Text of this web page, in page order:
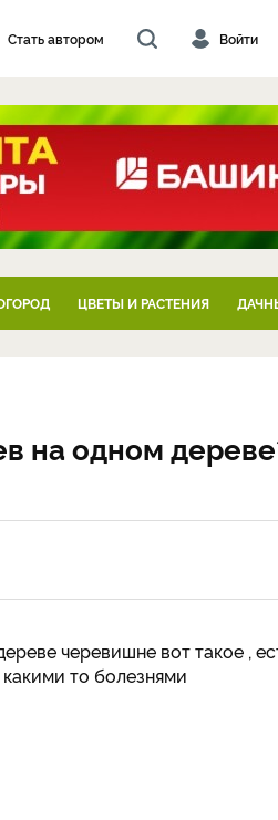
Стать автором Войти
ЦВЕТЫ И РАСТЕНИЯ
на одном
черевишне вот такое ,
то болезнями